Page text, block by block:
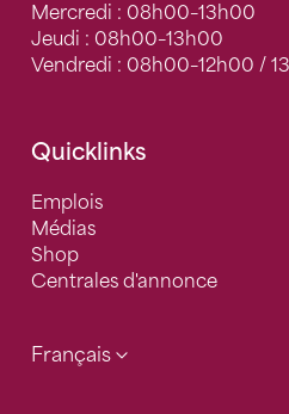
Mercredi : 08h00–13h00
Jeudi : 08h00–13h00
Vendredi : 08h00–12h00 /
Quicklinks
Emplois
Médias
Shop
Centrales d'annonce
Français